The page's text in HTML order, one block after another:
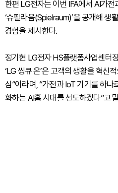
한편 LG전자는 이번 IFA에서 AI가
‘슈필라움(Spielraum)’을 공개해 생
경험을 제시한다.
정기현 LG전자 HS플랫폼사업센터
‘LG 씽큐 온’은 고객의 생활을 혁신
심”이라며, “가전과 IoT 기기를 하나
화하는 AI홈 시대를 선도하겠다”고